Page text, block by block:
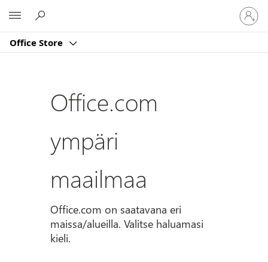
Office Store
sisään
tilille
Office.com
ympäri
maailmaa
Office.com on saatavana eri
maissa/alueilla. Valitse haluamasi
kieli.